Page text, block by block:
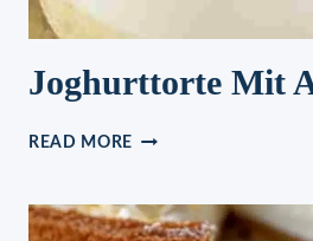
Joghurttorte Mit
READ MORE JOGHURTTORTE